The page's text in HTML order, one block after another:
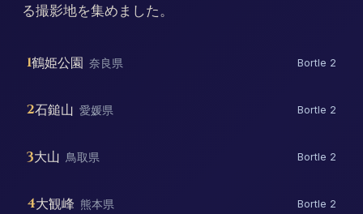
る撮影地を集めました。
1鶴姫公園 奈良県 Bortle 2
2石鎚山 愛媛県 Bortle 2
3大山 鳥取県 Bortle 2
4大観峰 熊本県 Bortle 2